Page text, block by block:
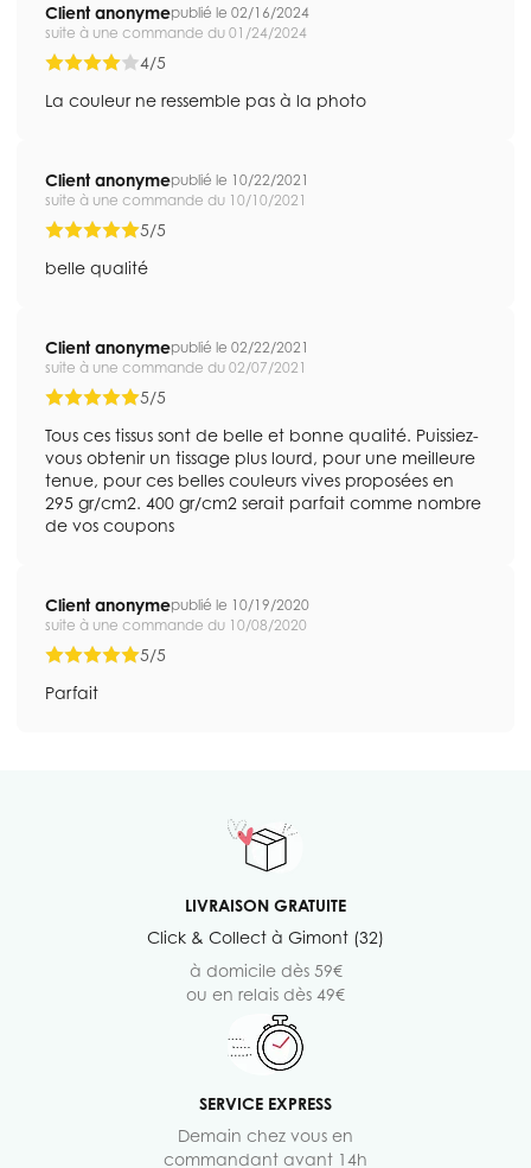
Client anonymepublié le 02/16/2024
suite à une commande du 01/24/2024
4/5
La couleur ne ressemble pas à la photo
Client anonymepublié le 10/22/2021
suite à une commande du 10/10/2021
5/5
belle qualité
Client anonymepublié le 02/22/2021
suite à une commande du 02/07/2021
5/5
Tous ces tissus sont de belle et bonne qualité. Puissiez-
vous obtenir un tissage plus lourd, pour une meilleure
tenue, pour ces belles couleurs vives proposées en
295 gr/cm2. 400 gr/cm2 serait parfait comme nombre
de vos coupons
Client anonymepublié le 10/19/2020
suite à une commande du 10/08/2020
5/5
Parfait
LIVRAISON GRATUITE
Click & Collect à Gimont (32)
à domicile dès 59€
ou en relais dès 49€
SERVICE EXPRESS
Demain chez vous en
commandant avant 14h